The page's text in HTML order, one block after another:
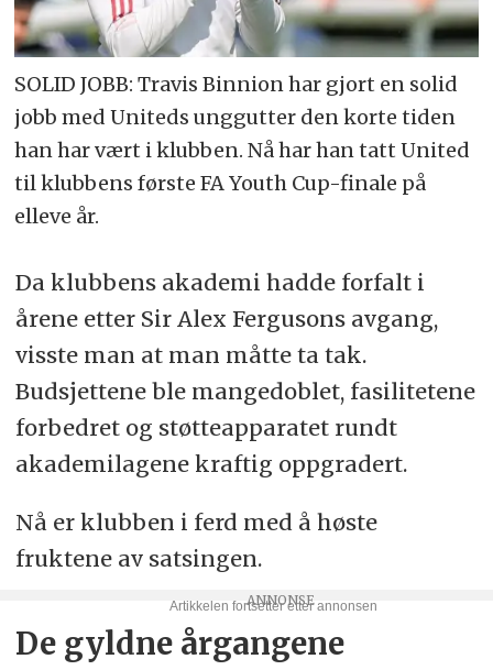
SOLID JOBB: Travis Binnion har gjort en solid
jobb med Uniteds unggutter den korte tiden
han har vært i klubben. Nå har han tatt United
til klubbens første FA Youth Cup-finale på
elleve år.
Da klubbens akademi hadde forfalt i
årene etter Sir Alex Fergusons avgang,
visste man at man måtte ta tak.
Budsjettene ble mangedoblet, fasilitetene
forbedret og støtteapparatet rundt
akademilagene kraftig oppgradert.
Nå er klubben i ferd med å høste
fruktene av satsingen.
De gyldne årgangene